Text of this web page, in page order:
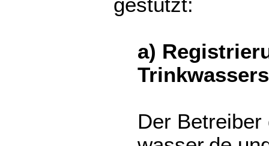
gestützt:
a)
Der